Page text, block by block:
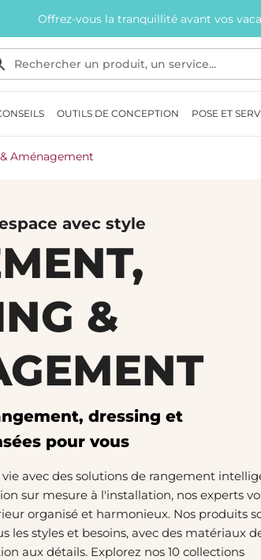
Offrez-vous la tranquillité avant vos
OUTILS DE CONCEPTION POSE ET
Aménagement
avec style
&
dressing et
pour vous
avec des solutions de rangement
sur mesure à l'installation, nos experts
organisé et harmonieux. Nos produits
les styles et besoins, avec des matériaux
aux détails. Explorez nos 10 collections